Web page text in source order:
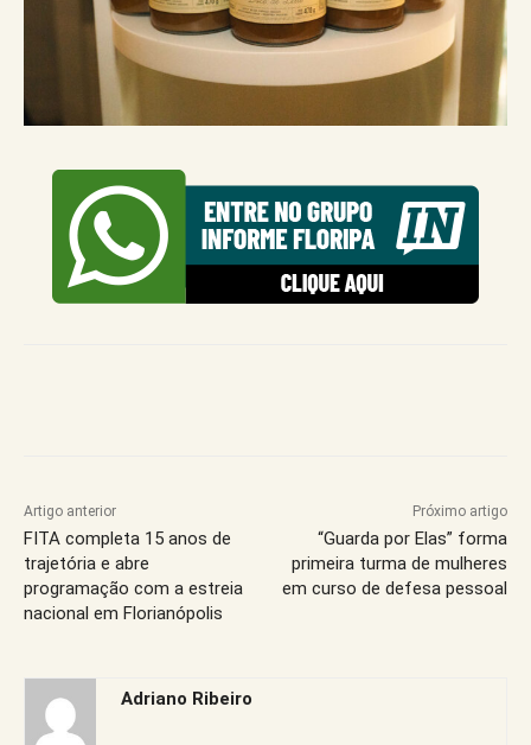
Artigo anterior
FITA completa 15 anos de
trajetória e abre
programação com a estreia
nacional em Florianópolis
Próximo artigo
“Guarda por Elas” forma
primeira turma de mulheres
em curso de defesa pessoal
Adriano Ribeiro